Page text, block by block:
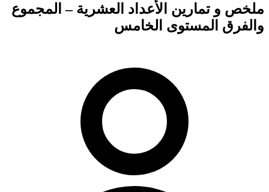
ملخص و تمارين الأعداد العشرية – المجموع
والفرق المستوى الخامس